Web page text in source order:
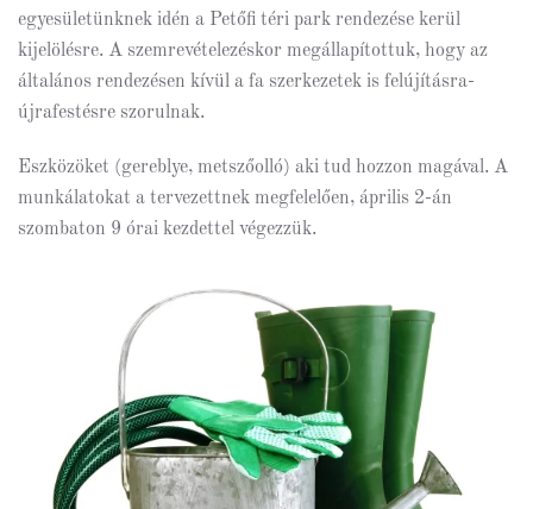
egyesületünknek idén a Petőfi téri park rendezése kerül
kijelölésre. A szemrevételezéskor megállapítottuk, hogy az
általános rendezésen kívül a fa szerkezetek is felújításra-
újrafestésre szorulnak.
Eszközöket (gereblye, metszőolló) aki tud hozzon magával. A
munkálatokat a tervezettnek megfelelően, április 2-án
szombaton 9 órai kezdettel végezzük.